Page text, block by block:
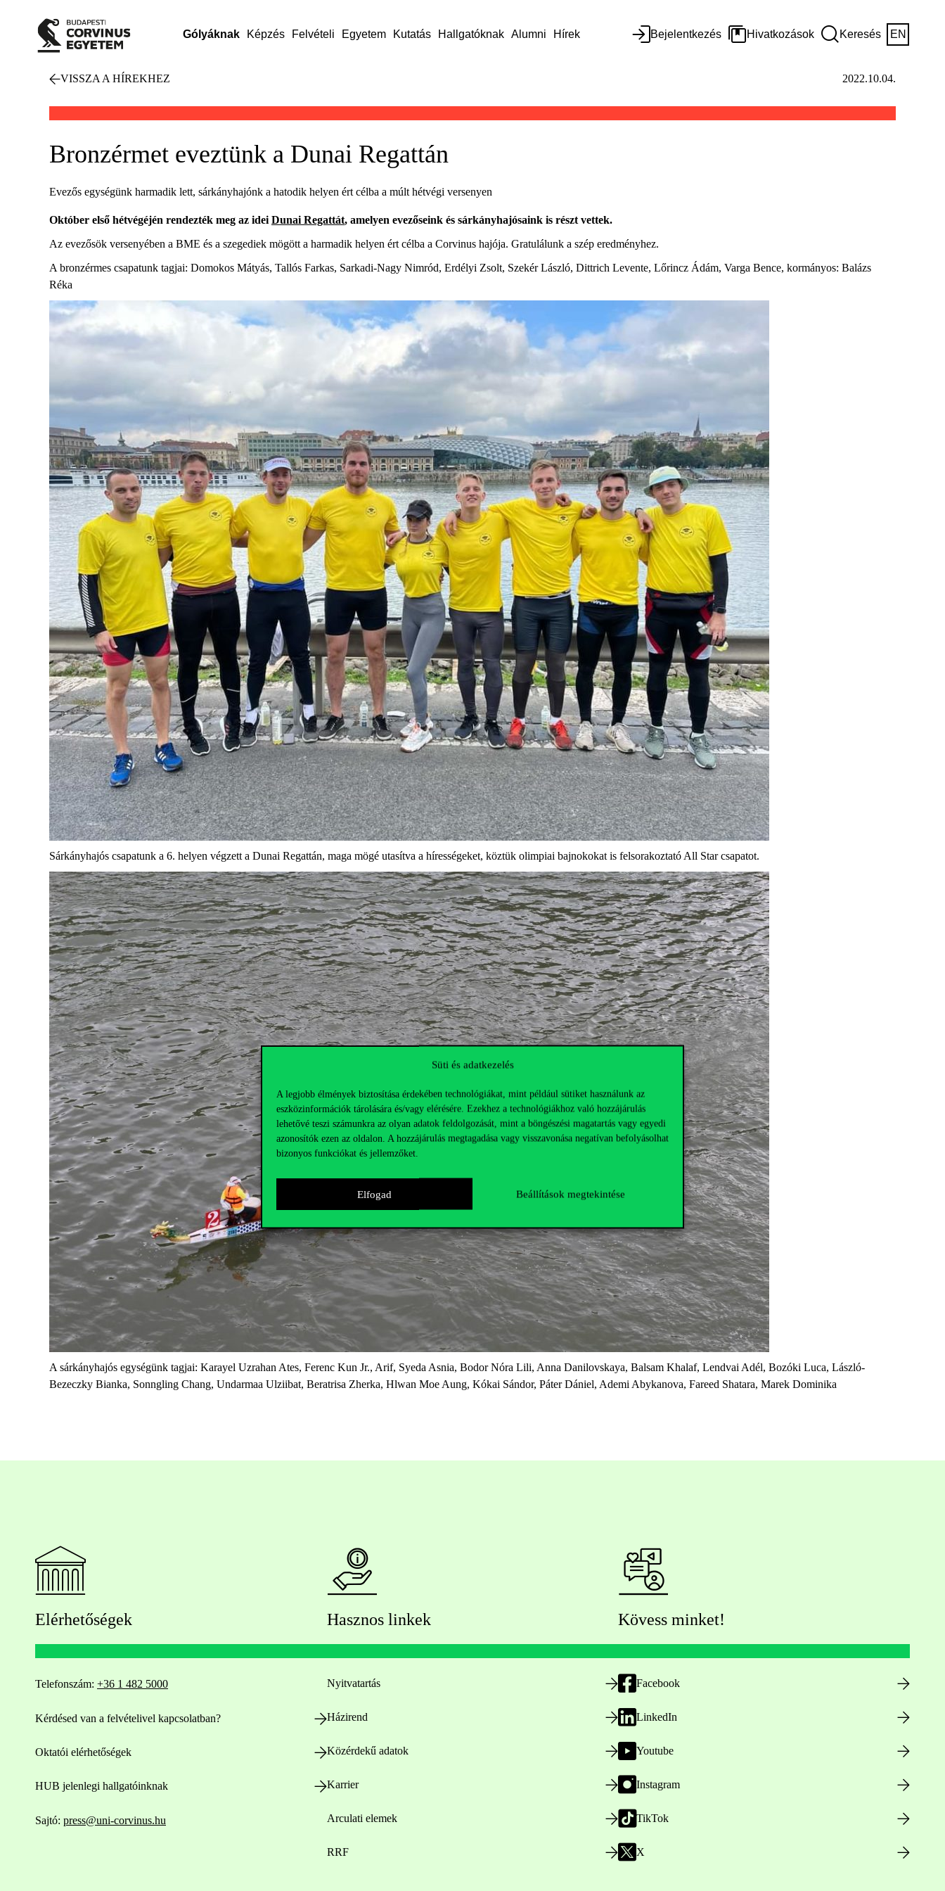
Süti és adatkezelés
A legjobb élmények biztosítása érdekében technológiákat, mint például sütiket használunk az
eszközinformációk tárolására és/vagy elérésére. Ezekhez a technológiákhoz való hozzájárulás
lehetővé teszi számunkra az olyan adatok feldolgozását, mint a böngészési magatartás vagy egyedi
azonosítók ezen az oldalon. A hozzájárulás megtagadása vagy visszavonása negatívan befolyásolhat
bizonyos funkciókat és jellemzőket.
Elfogad Beállítások megtekintése
Gólyáknak Képzés Felvételi Egyetem Kutatás Hallgatóknak Alumni Hírek Bejelentkezés Hivatkozások Keresés EN
VISSZA A HÍREKHEZ 2022.10.04.
Bronzérmet eveztünk a Dunai Regattán
Evezős egységünk harmadik lett, sárkányhajónk a hatodik helyen ért célba a múlt hétvégi versenyen
Október első hétvégéjén rendezték meg az idei Dunai Regattát, amelyen evezőseink és sárkányhajósaink is részt vettek.
Az evezősök versenyében a BME és a szegediek mögött a harmadik helyen ért célba a Corvinus hajója. Gratulálunk a szép eredményhez.
A bronzérmes csapatunk tagjai: Domokos Mátyás, Tallós Farkas, Sarkadi-Nagy Nimród, Erdélyi Zsolt, Szekér László, Dittrich Levente, Lőrincz Ádám, Varga Bence, kormányos: Balázs
Réka
Sárkányhajós csapatunk a 6. helyen végzett a Dunai Regattán, maga mögé utasítva a hírességeket, köztük olimpiai bajnokokat is felsorakoztató All Star csapatot.
A sárkányhajós egységünk tagjai: Karayel Uzrahan Ates, Ferenc Kun Jr., Arif, Syeda Asnia, Bodor Nóra Lili, Anna Danilovskaya, Balsam Khalaf, Lendvai Adél, Bozóki Luca, László-
Bezeczky Bianka, Sonngling Chang, Undarmaa Ulziibat, Beratrisa Zherka, Hlwan Moe Aung, Kókai Sándor, Páter Dániel, Ademi Abykanova, Fareed Shatara, Marek Dominika
Elérhetőségek
Telefonszám: +36 1 482 5000
Kérdésed van a felvételivel kapcsolatban?
Oktatói elérhetőségek
HUB jelenlegi hallgatóinknak
Sajtó: press@uni-corvinus.hu
Hasznos linkek
Nyitvatartás
Házirend
Közérdekű adatok
Karrier
Arculati elemek
RRF
Kövess minket!
Facebook
LinkedIn
Youtube
Instagram
TikTok
X